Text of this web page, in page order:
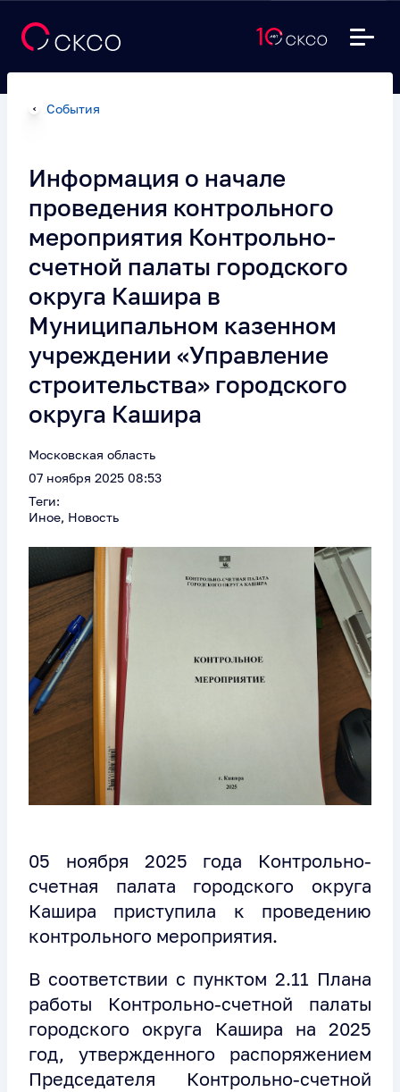
События
Информация о начале
проведения контрольного
мероприятия Контрольно-
счетной палаты городского
округа Кашира в
Муниципальном казенном
учреждении «Управление
строительства» городского
округа Кашира
Московская область
07 ноября 2025 08:53
Теги:
Иное, Новость
05 ноября 2025 года Контрольно-
счетная палата городского округа
Кашира приступила к проведению
контрольного мероприятия.
В соответствии с пунктом 2.11 Плана
работы Контрольно-счетной палаты
городского округа Кашира на 2025
год, утвержденного распоряжением
Председателя Контрольно-счетной